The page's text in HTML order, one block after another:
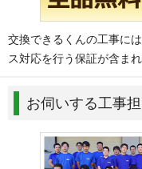
交換できるくんの工事に
ス対応を行う保証が含まれ
お伺いする工事